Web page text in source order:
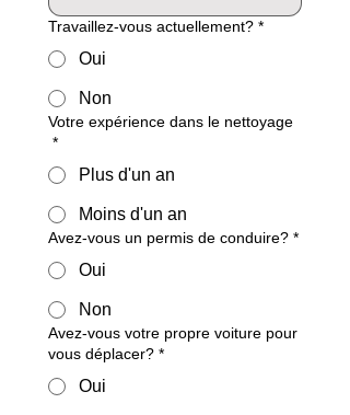
Travaillez-vous actuellement? *
Oui
Non
Votre expérience dans le nettoyage
*
Plus d'un an
Moins d'un an
Avez-vous un permis de conduire? *
Oui
Non
Avez-vous votre propre voiture pour
vous déplacer? *
Oui